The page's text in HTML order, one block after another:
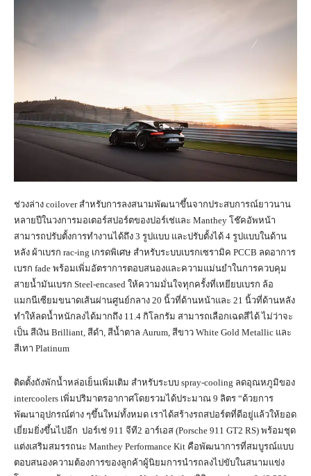
ช่วงล่าง coilover สำหรับการลงสนามพัฒนาขึ้นจากประสบการณ์ยาวนาน
หลายปีในวงการมอเตอร์สปอร์ตของปอร์เช่และ Manthey โช๊คอัพหน้า
สามารถปรับตั้งการทำงานได้ถึง 3 รูปแบบ และปรับตั้งได้ 4 รูปแบบในด้าน
หลัง ผ้าเบรก rac-ing เกรดพิเศษ สำหรับระบบเบรกเซรามิค PCCB ลดอาการ
เบรก fade พร้อมเพิ่มอัตราการตอบสนองและความแม่นยำในการควบคุม
สายน้ำมันเบรก Steel-encased ให้ความมั่นใจทุกครั้งที่เหยียบเบรก ล้อ
แมกนีเซียมขนาดเส้นผ่านศูนย์กลาง 20 นิ้วที่ด้านหน้าและ 21 นิ้วที่ด้านหลัง
ทำให้ลดน้ำหนักลงได้มากถึง 11.4 กิโลกรัม สามารถเลือกเฉดสีได้ ไม่ว่าจะ
เป็น สีเงิน Brilliant, สีดำ, สีน้ำตาล Aurum, สีขาว White Gold Metallic และ
สีเทา Platinum
ติดตั้งถังพักน้ำหล่อเย็นเพิ่มเติม สำหรับระบบ spray-cooling ลดอุณหภูมิของ
intercoolers เพิ่มปริมาตรอากาศโดยรวมได้ประมาณ 9 ลิตร “ด้วยการ
พัฒนาอุปกรณ์ต่าง ๆขึ้นใหม่ทั้งหมด เราได้สร้างรถสปอร์ตที่ดีอยู่แล้วให้ยอด
เยี่ยมยิ่งขึ้นไปอีก ปอร์เช่ 911 จีที2 อาร์เอส (Porsche 911 GT2 RS) พร้อมชุด
แต่งเสริมสมรรถนะ Manthey Performance Kit คือพัฒนาการที่สมบูรณ์แบบ
ตอบสนองความต้องการของลูกค้าผู้นิยมการนำรถลงไปขับในสนามแข่ง